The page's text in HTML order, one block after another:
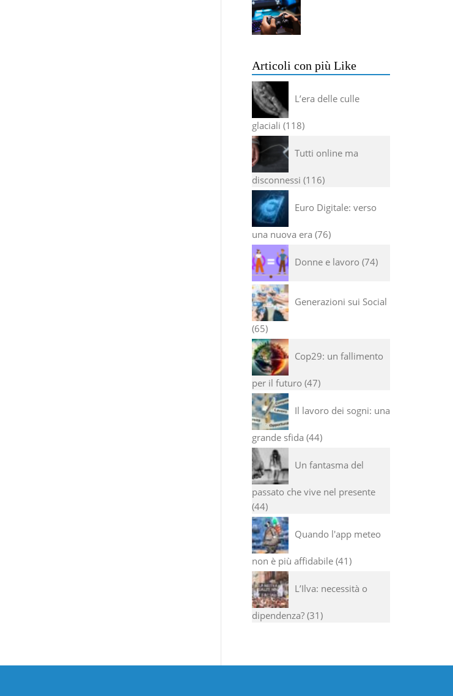
Articoli con più Like
L’era delle culle
glaciali 118
Tutti online ma
disconnessi 116
Euro Digitale: verso
una nuova era 76
Donne e lavoro 74
Generazioni sui Social
65
Cop29: un fallimento
per il futuro 47
Il lavoro dei sogni: una
grande sfida 44
Un fantasma del
passato che vive nel presente
44
Quando l'app meteo
non è più affidabile 41
L’Ilva: necessità o
dipendenza? 31